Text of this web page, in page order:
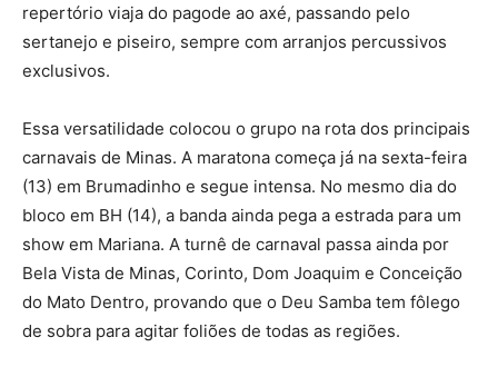
repertório viaja do pagode ao axé, passando pelo
sertanejo e piseiro, sempre com arranjos percussivos
exclusivos.
Essa versatilidade colocou o grupo na rota dos principais
carnavais de Minas. A maratona começa já na sexta-feira
(13) em Brumadinho e segue intensa. No mesmo dia do
bloco em BH (14), a banda ainda pega a estrada para um
show em Mariana. A turnê de carnaval passa ainda por
Bela Vista de Minas, Corinto, Dom Joaquim e Conceição
do Mato Dentro, provando que o Deu Samba tem fôlego
de sobra para agitar foliões de todas as regiões.